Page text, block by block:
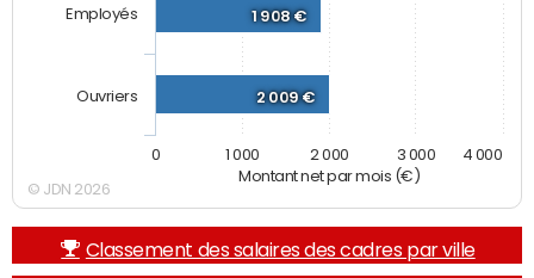
Montant net par mois (€)
1 908 €
2 009 €
Employés
Ouvriers
0 1 000 2 000 3 000 4 000
© JDN 2026
Classement des salaires des cadres par ville